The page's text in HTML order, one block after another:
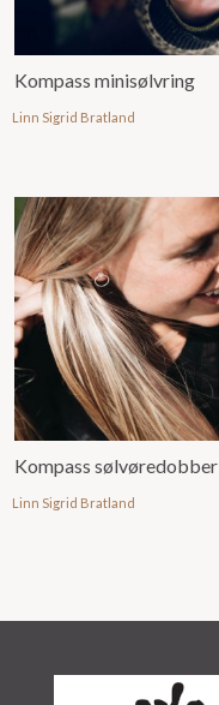
Kompass minisølvring
Linn Sigrid Bratland
Kompass sølvøredobber
Linn Sigrid Bratland